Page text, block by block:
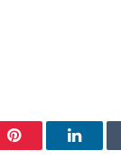
Pinterest